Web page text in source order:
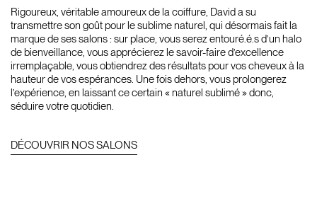
Rigoureux, véritable amoureux de la coiffure, David a su
transmettre son goût pour le sublime naturel, qui désormais fait la
marque de ses salons : sur place, vous serez entouré.é.s d’un halo
de bienveillance, vous apprécierez le savoir-faire d’excellence
irremplaçable, vous obtiendrez des résultats pour vos cheveux à la
hauteur de vos espérances. Une fois dehors, vous prolongerez
l’expérience, en laissant ce certain « naturel sublimé » donc,
séduire votre quotidien.
DÉCOUVRIR NOS SALONS